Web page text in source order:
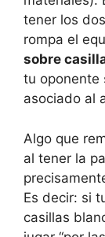
tener los
rompa el
sobre
tu oponente
asociado al
Algo que
al tener la
Es decir: si
casillas